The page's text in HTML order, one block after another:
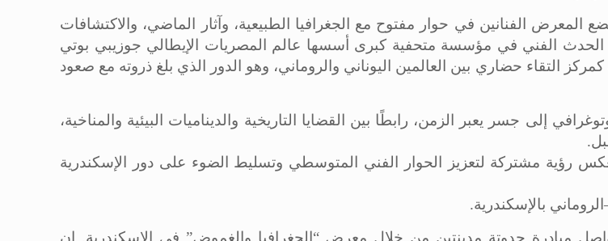
المعرض الفنانين في حوار مفتوح مع الجغرافيا الطبيعية، وآثار الماضي، والاكتشافات
الحدث الفني في مؤسسة متحفية كبرى أسسها عالم المصريات الإيطالي جوزيبي بوتي
كمركز التقاء حضاري بين العالمين اليوناني والروماني، وهو الدور الذي بلغ ذروته مع صعود
إلى جسر يعبر الزمن، رابطًا بين القضايا التاريخية والديناميات البيئية والمناخية،
رؤية مشتركة لتعزيز الحوار الفني المتوسطي وتسليط الضوء على دور الإسكندرية
مبادرة حدوتة مدينتين من خلال معرض “الجغرافيا والغموض” في الإسكندرية. إن